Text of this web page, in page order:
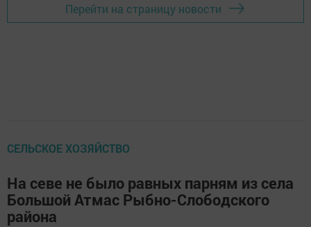
Перейти на страницу новости
CЕЛЬСКОЕ ХОЗЯЙСТВО
На севе не было равных парням из села
Большой Атмас Рыбно-Слободского
района